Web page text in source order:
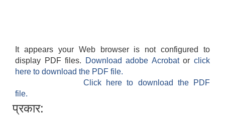
It appears your Web browser is not configured to
display PDF files.
Download adobe Acrobatorclick
here to download the PDF file.
Click here to download the PDF
file.
प्रकार: